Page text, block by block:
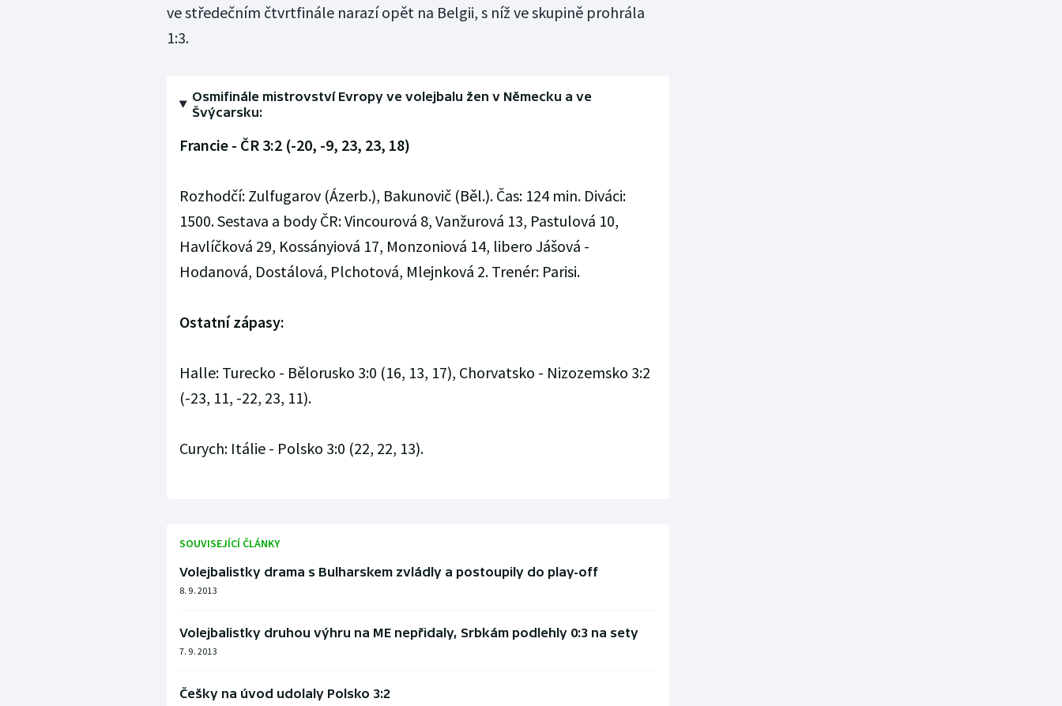
ve středečním čtvrtfinále narazí opět na Belgii, s níž ve skupině prohrála
1:3.
Osmifinále mistrovství Evropy ve volejbalu žen v Německu a ve
Švýcarsku:
Francie - ČR 3:2 (-20, -9, 23, 23, 18)
Rozhodčí: Zulfugarov (Ázerb.), Bakunovič (Běl.). Čas: 124 min. Diváci:
1500. Sestava a body ČR: Vincourová 8, Vanžurová 13, Pastulová 10,
Havlíčková 29, Kossányiová 17, Monzoniová 14, libero Jášová -
Hodanová, Dostálová, Plchotová, Mlejnková 2. Trenér: Parisi.
Ostatní zápasy:
Halle: Turecko - Bělorusko 3:0 (16, 13, 17), Chorvatsko - Nizozemsko 3:2
(-23, 11, -22, 23, 11).
Curych: Itálie - Polsko 3:0 (22, 22, 13).
SOUVISEJÍCÍ ČLÁNKY
Volejbalistky drama s Bulharskem zvládly a postoupily do play-off
8. 9. 2013
Volejbalistky druhou výhru na ME nepřidaly, Srbkám podlehly 0:3 na sety
7. 9. 2013
Češky na úvod udolaly Polsko 3:2